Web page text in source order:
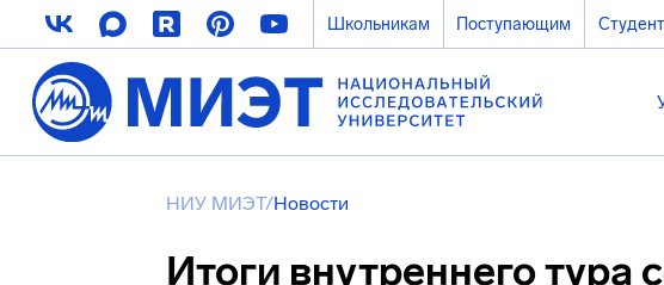
Школьникам Поступающим
НИУ МИЭТ/Новости
Итоги внутреннего тура